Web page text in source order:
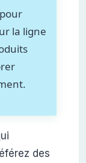
la ligne
des